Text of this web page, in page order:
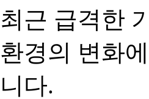
최근 급격한
환경의 변화
니다.